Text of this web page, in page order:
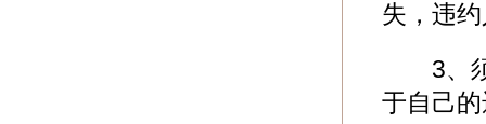
失，违
3、须
于自己